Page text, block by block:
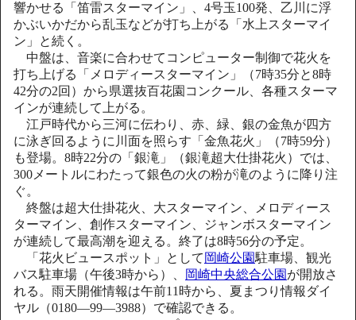
響かせる「笛雷スターマイン」、4号玉100発、乙川に浮
かぶいかだから乱玉などが打ち上がる「水上スターマイ
ン」と続く。
中盤は、音楽に合わせてコンピューター制御で花火を
打ち上げる「メロディースターマイン」（7時35分と8時
42分の2回）から県選抜百花園コンクール、各種スターマ
インが連続して上がる。
江戸時代から三河に伝わり、赤、緑、銀の金魚が四方
に泳ぎ回るように川面を照らす「金魚花火」（7時59分）
も登場。8時22分の「銀滝」（銀滝超大仕掛花火）では、
300メートルにわたって銀色の火の粉が滝のように降り注
ぐ。
終盤は超大仕掛花火、大スターマイン、メロディース
ターマイン、創作スターマイン、ジャンボスターマイン
が連続して最高潮を迎える。終了は8時56分の予定。
「花火ビュースポット」として 岡崎公園駐車場、観光
バス駐車場（午後3時から）、
岡崎中央総合公園 が開放さ
れる。雨天開催情報は午前11時から、夏まつり情報ダイ
ヤル（0180―99―3988）で確認できる。